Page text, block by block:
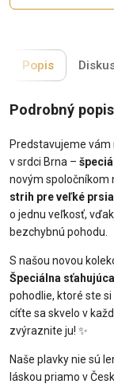
Popis
Podrobný popis
Predstavujeme vám
v srdci Brna –
novým spoločníkom
strih pre veľké prsia
o jednu veľkosť,
bezchybnú pohodu.
S našou novou
Špeciálna
pohodlie, ktoré ste
cíťte sa skvelo v
zvýraznite ju! ✨
Naše plavky nie sú
láskou priamo v